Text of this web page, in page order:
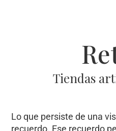
Tiendas
Lo que persiste de una
recuerdo. Ese recuerdo